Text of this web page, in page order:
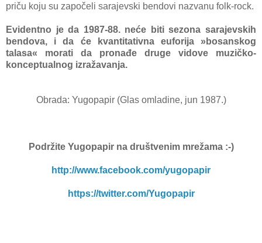
priču koju su započeli sarajevski bendovi nazvanu folk-rock.
Evidentno je da 1987-88. neće biti sezona sarajevskih
bendova, i da će kvantitativna euforija »bosanskog
talasa« morati da pronađe druge vidove muzičko-
konceptualnog izražavanja.
Obrada: Yugopapir (Glas omladine, jun 1987.)
Podržite Yugopapirna društvenim mrežama :-)
http://www.facebook.com/yugopapir
https://twitter.com/Yugopapir